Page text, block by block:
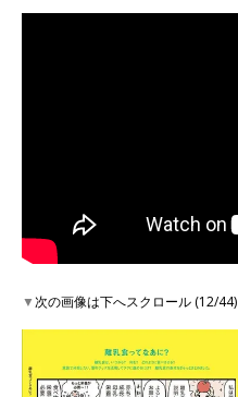
▼次の画像は下へスクロール (12/44)